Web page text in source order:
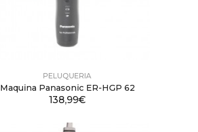
PELUQUERIA
Maquina Panasonic ER-HGP 62
138,99€